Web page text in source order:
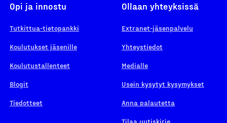
Opi ja innostu
Tutkittua-tietopankki
Koulutukset jäsenille
Koulutustallenteet
Blogit
Tiedotteet
Ollaan yhteyksissä
Extranet-jäsenpalvelu
Yhteystiedot
Medialle
Usein kysytyt kysymykset
Anna palautetta
Tilaa uutiskirje